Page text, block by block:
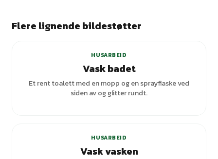
Flere lignende bildestøtter
HUSARBEID
Vask badet
Et rent toalett med en mopp og en sprayflaske ved
siden av og glitter rundt.
HUSARBEID
Vask vasken